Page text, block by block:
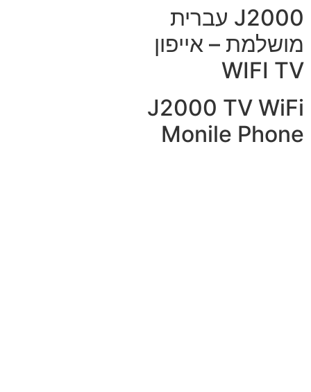
J2000 עברית
מושלמת – אייפון
WIFI TV
J2000 TV WiFi
Monile Phone